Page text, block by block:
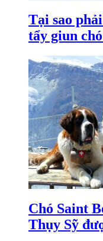
Tại sao
tẩy giun
Chó Saint
Thụy Sỹ